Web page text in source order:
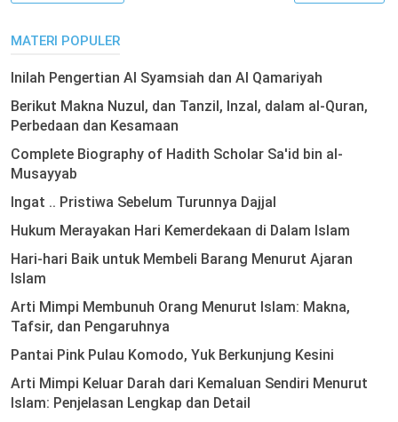
MATERI POPULER
Inilah Pengertian Al Syamsiah dan Al Qamariyah
Berikut Makna Nuzul, dan Tanzil, Inzal, dalam al-Quran,
Perbedaan dan Kesamaan
Complete Biography of Hadith Scholar Sa'id bin al-
Musayyab
Ingat .. Pristiwa Sebelum Turunnya Dajjal
Hukum Merayakan Hari Kemerdekaan di Dalam Islam
Hari-hari Baik untuk Membeli Barang Menurut Ajaran
Islam
Arti Mimpi Membunuh Orang Menurut Islam: Makna,
Tafsir, dan Pengaruhnya
Pantai Pink Pulau Komodo, Yuk Berkunjung Kesini
Arti Mimpi Keluar Darah dari Kemaluan Sendiri Menurut
Islam: Penjelasan Lengkap dan Detail